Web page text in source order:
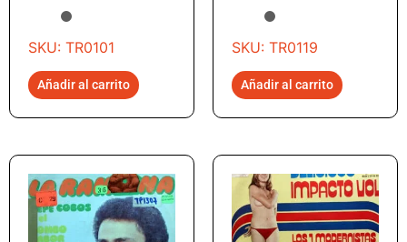
SKU: TR0101
Añadir al carrito
SKU: TR0119
Añadir al carrito